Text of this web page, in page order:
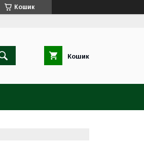
Кошик
Кошик